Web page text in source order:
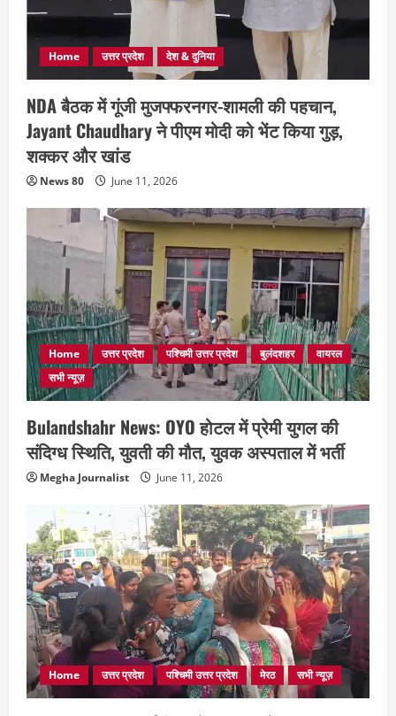
Home उत्तर प्रदेश देश & दुनिया
NDA बैठक में गूंजी मुजफ्फरनगर-शामली की पहचान,
Jayant Chaudhary ने पीएम मोदी को भेंट किया गुड़,
शक्कर और खांड
News 80 June 11, 2026
Home उत्तर प्रदेश पश्चिमी उत्तर प्रदेश बुलंदशहर
वायरल
सभी न्यूज़
Bulandshahr News: OYO होटल में प्रेमी युगल की
संदिग्ध स्थिति, युवती की मौत, युवक अस्पताल में भर्ती
Megha Journalist June 11, 2026
Home उत्तर प्रदेश पश्चिमी उत्तर प्रदेश मेरठ सभी न्यूज़